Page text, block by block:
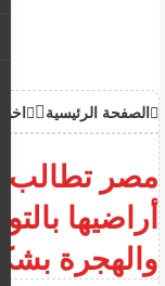
الصفحة الرئيسية اخبار
مصر تطالب
أراضيها
والهجرة